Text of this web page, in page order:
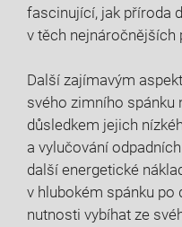
fascinující, jak příroda
v těch nejnáročnějších
Další zajímavým
svého zimního spánku
důsledkem jejich
a⁢ vylučování
další energetické
v hlubokém spánku po
nutnosti‍ vybíhat ze